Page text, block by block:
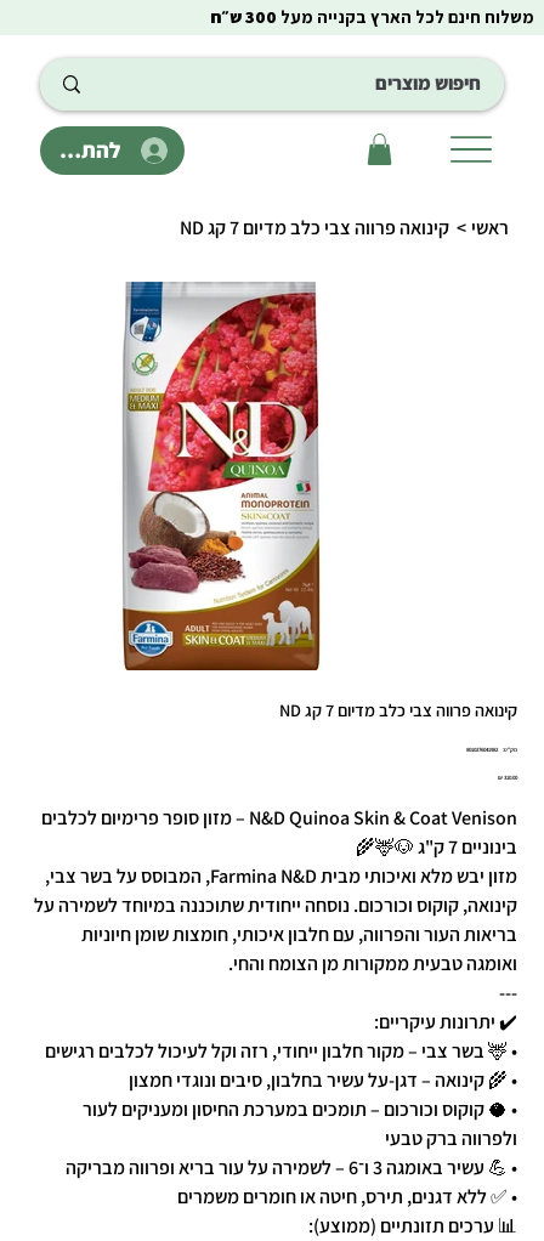
להתחבר
משלוח חינם לכל הארץ בקנייה מעל 300 ש״ח
ראשי > קינואה פרווה צבי כלב מדיום 7 קג ND
קינואה פרווה צבי כלב מדיום 7 קג ND
מק"ט:
מק"ט
8010276041982
מחיר‏310.00 ‏₪
N&D Quinoa Skin & Coat Venison – מזון סופר פרימיום לכלבים
בינוניים 7 ק"ג 🐶🦌🌾
מזון יבש מלא ואיכותי מבית Farmina N&D, המבוסס על בשר צבי,
קינואה, קוקוס וכורכום. נוסחה ייחודית שתוכננה במיוחד לשמירה על
בריאות העור והפרווה, עם חלבון איכותי, חומצות שומן חיוניות
ואומגה טבעית ממקורות מן הצומח והחי.
---
✔️ יתרונות עיקריים:
• 🦌 בשר צבי – מקור חלבון ייחודי, רזה וקל לעיכול לכלבים רגישים
• 🌾 קינואה – דגן-על עשיר בחלבון, סיבים ונוגדי חמצון
• 🥥 קוקוס וכורכום – תומכים במערכת החיסון ומעניקים לעור
ולפרווה ברק טבעי
• 💪 עשיר באומגה 3 ו־6 – לשמירה על עור בריא ופרווה מבריקה
• ✅ ללא דגנים, תירס, חיטה או חומרים משמרים
📊 ערכים תזונתיים (ממוצע):